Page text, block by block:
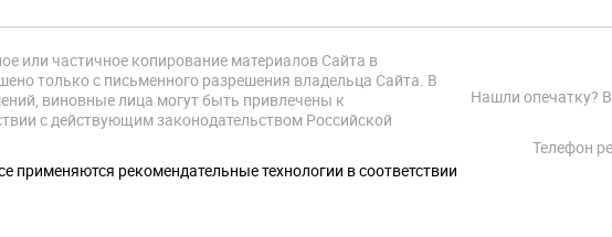
Нашли опечатку?
Телефон
или частичное копирование материалов Сайта в
только с письменного разрешения владельца Сайта. В
виновные лица могут быть привлечены к
с действующим законодательством Российской
применяются рекомендательные технологии в соответствии